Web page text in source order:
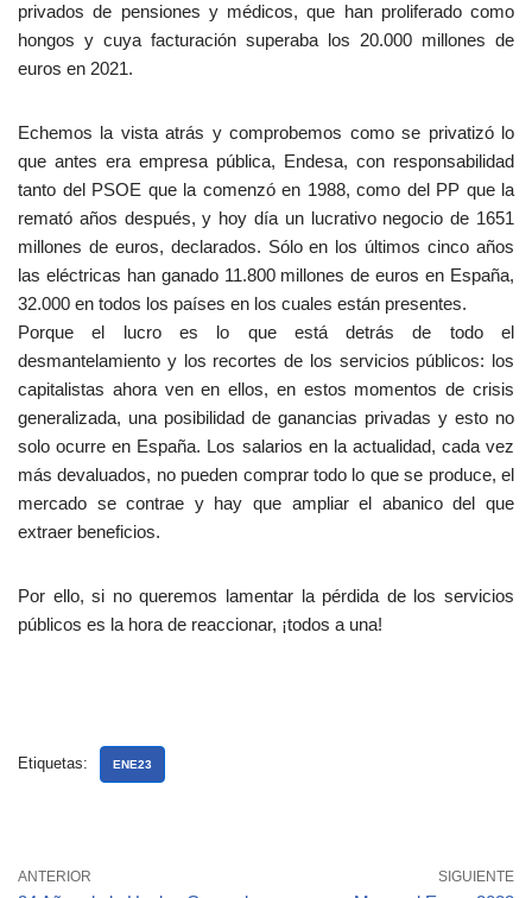
privados de pensiones y médicos, que han proliferado como
hongos y cuya facturación superaba los 20.000 millones de
euros en 2021.
Echemos la vista atrás y comprobemos como se privatizó lo
que antes era empresa pública, Endesa, con responsabilidad
tanto del PSOE que la comenzó en 1988, como del PP que la
remató años después, y hoy día un lucrativo negocio de 1651
millones de euros, declarados. Sólo en los últimos cinco años
las eléctricas han ganado 11.800 millones de euros en España,
32.000 en todos los países en los cuales están presentes.
Porque el lucro es lo que está detrás de todo el
desmantelamiento y los recortes de los servicios públicos: los
capitalistas ahora ven en ellos, en estos momentos de crisis
generalizada, una posibilidad de ganancias privadas y esto no
solo ocurre en España. Los salarios en la actualidad, cada vez
más devaluados, no pueden comprar todo lo que se produce, el
mercado se contrae y hay que ampliar el abanico del que
extraer beneficios.
Por ello, si no queremos lamentar la pérdida de los servicios
públicos es la hora de reaccionar, ¡todos a una!
Etiquetas: ENE23
ANTERIOR SIGUIENTE